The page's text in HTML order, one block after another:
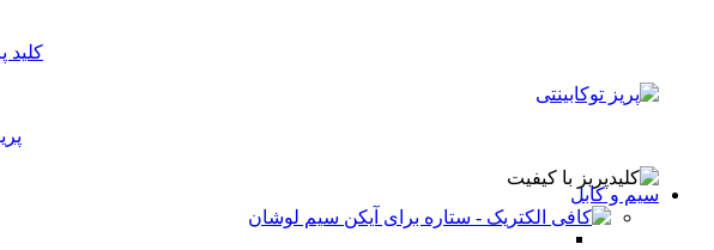
کلید
سیم و کابل
سیم لوشان